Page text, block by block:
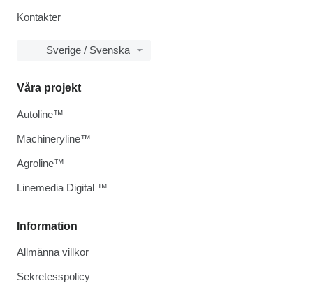
Kontakter
Sverige / Svenska
Information
Allmänna villkor
Sekretesspolicy
Våra projekt
Autoline™
Machineryline™
Agroline™
Linemedia Digital ™